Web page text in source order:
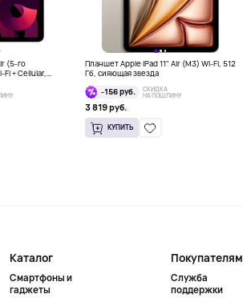
(5-го
+ Cellular,
Планшет Apple iPad 11" Air (M3) Wi-Fi, 512
Гб, сияющая звезда
-156 руб.
СКИДКА
НА ПОШЛИНУ
3 819 руб.
КУПИТЬ
Каталог
Смартфоны и
гаджеты
Покупателям
Служба
поддержки